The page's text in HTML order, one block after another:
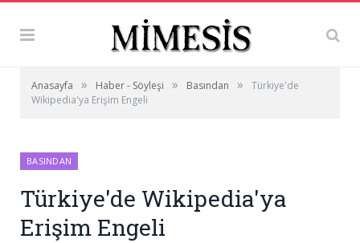
Anasayfa » Haber - Söyleşi » Basından »
Türkiye'de
Wikipedia'ya Erişim Engeli
BASINDAN
Türkiye'de Wikipedia'ya
Erişim Engeli